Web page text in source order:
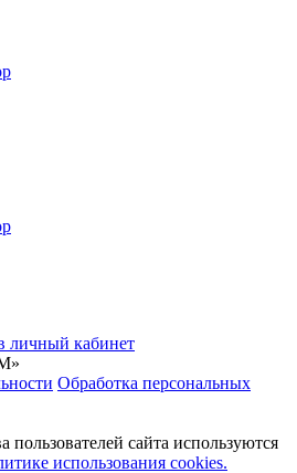
личный кабинет
Обработка персональных
пользователей сайта используются
использования cookies.